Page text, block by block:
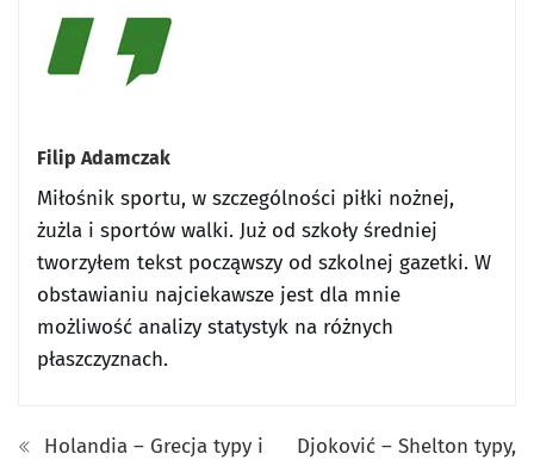
Filip Adamczak
Miłośnik sportu, w szczególności piłki nożnej,
żużla i sportów walki. Już od szkoły średniej
tworzyłem tekst począwszy od szkolnej gazetki. W
obstawianiu najciekawsze jest dla mnie
możliwość analizy statystyk na różnych
płaszczyznach.
Holandia – Grecja typy i
Djoković – Shelton typy,